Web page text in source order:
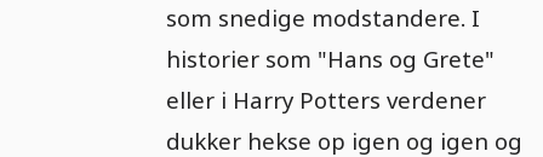
som snedige modstandere. I
historier som "Hans og Grete"
eller i Harry Potters verdener
dukker hekse op igen og igen og